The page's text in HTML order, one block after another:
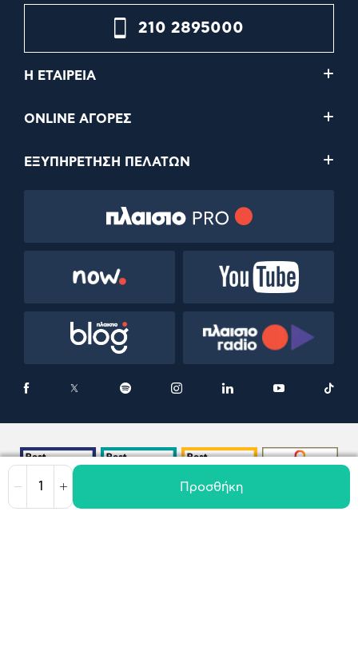
Μείωση Αύξηση Προσθήκη
210 2895000
Η ΕΤΑΙΡΕΙΑ
ONLINE ΑΓΟΡΕΣ
ΕΞΥΠΗΡΕΤΗΣΗ ΠΕΛΑΤΩΝ